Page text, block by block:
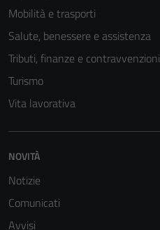
Mobilità e trasporti
Salute, benessere e assistenza
Tributi, finanze e contravvenzioni
Turismo
Vita lavorativa
NOVITÀ
Notizie
Comunicati
Avvisi